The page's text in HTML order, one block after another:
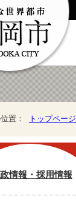
置： トップページ
情報・採用情報